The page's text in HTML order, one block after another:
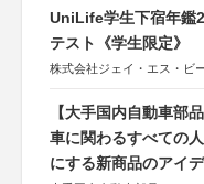
UniLife学生下宿年鑑
テスト《学生限定》
株式会社ジェイ・エス・ビ
【大手国内自動車部
車に関わるすべての
にする新商品のアイ